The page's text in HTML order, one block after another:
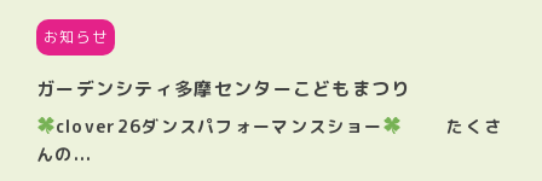
お知らせ
ガーデンシティ多摩センターこどもまつり
clover26ダンスパフォーマンスショー
たくさ
んの...